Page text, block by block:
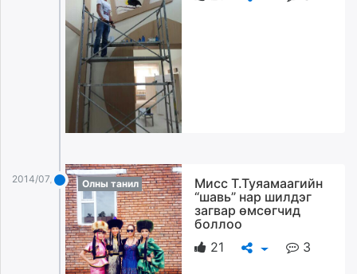
2014/07/21 Олны танил
Мисс Т.Туяамаагийн
“шавь” нар шилдэг
загвар өмсөгчид
боллоо
21
3